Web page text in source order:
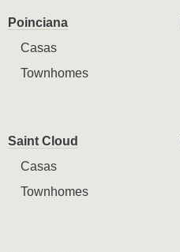
Poinciana
Casas
Townhomes
Saint Cloud
Casas
Townhomes